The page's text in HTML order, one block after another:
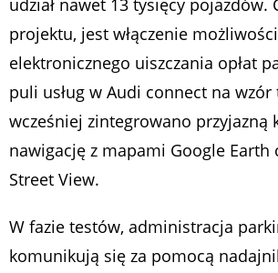
udział nawet 13 tysięcy pojazdów.
projektu, jest włączenie możliwości
elektronicznego uiszczania opłat
puli usług w Audi connect na wzór
wcześniej zintegrowano przyjazną
nawigację z mapami Google Earth
Street View.
W fazie testów, administracja
komunikują się za pomocą